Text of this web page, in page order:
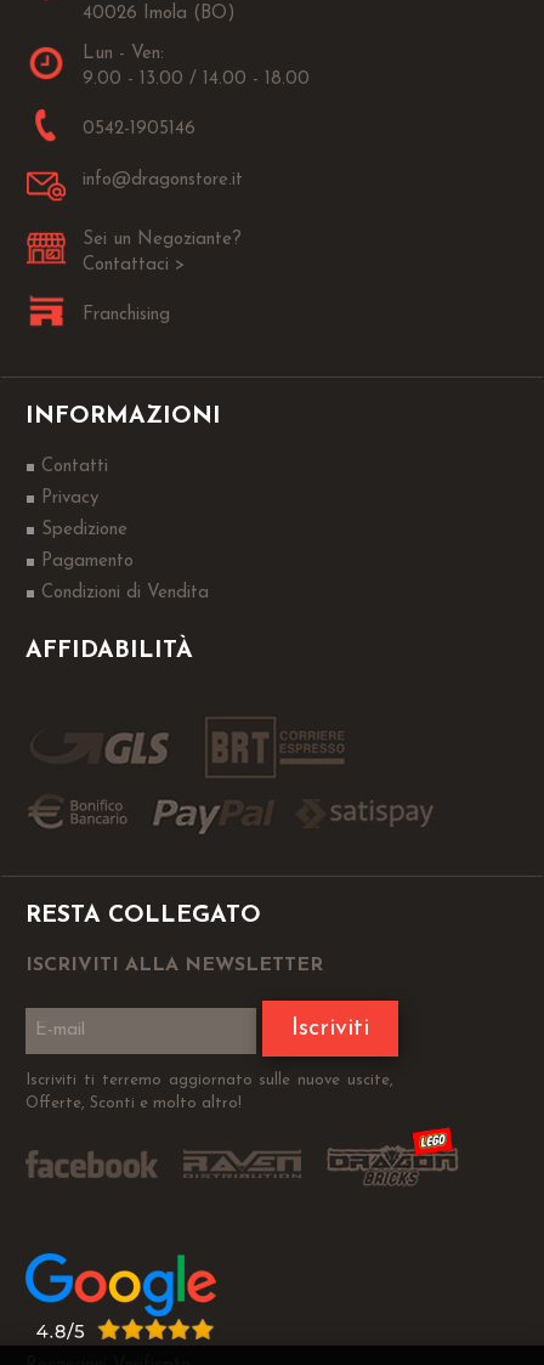
40026 Imola (BO)
Lun - Ven:
9.00 - 13.00 / 14.00 - 18.00
0542-1905146
info@dragonstore.it
Sei un Negoziante?
Contattaci >
Franchising
INFORMAZIONI
Contatti
Privacy
Spedizione
Pagamento
Condizioni di Vendita
AFFIDABILITÀ
RESTA COLLEGATO
ISCRIVITI ALLA NEWSLETTER
Iscriviti
Iscriviti ti terremo aggiornato sulle nuove uscite,
Offerte, Sconti e molto altro!